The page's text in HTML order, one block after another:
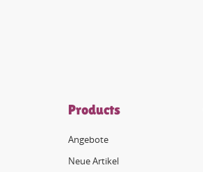
Products
Angebote
Neue Artikel